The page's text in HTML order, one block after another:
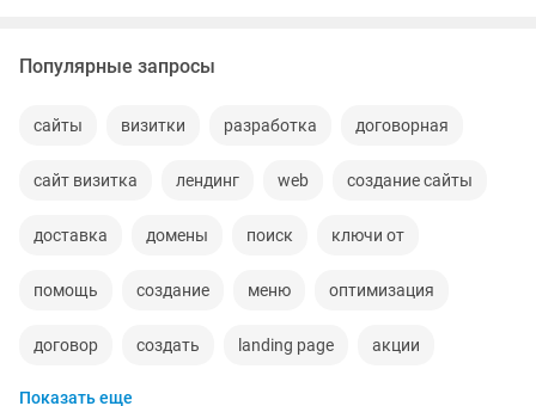
Популярные запросы
сайты визитки разработка договорная
сайт визитка лендинг web создание сайты
доставка домены поиск ключи от
помощь создание меню оптимизация
договор создать landing page акции
сделать
Показать еще